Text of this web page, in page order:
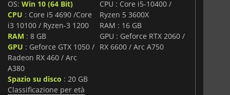
siano due imperi uguali, mentre il sistema di tutorial
il gioco più accessibile ai nuovi arrivati.
in un robusto multiplayer online, dove potrete
e giocatori globali in campagne epiche o in frenetiche
grafica modernizzata, una profondità strategica e
che si adatta alle vostre scelte,
creare civiltà che lasceranno un'eredità duratura.
OS: Win 10 (64 Bit)
CPU : Core i5 4690 /Core
i3 10100 / Ryzen-3 1200
RAM : 8 GB
GPU : Geforce GTX 1050 /
Radeon RX 460 / Arc
A380
Spazio su disco : 20 GB
CPU : Core i5-10400 /
Ryzen 5 3600X
RAM : 16 GB
GPU : Geforce RTX 2060 /
RX 6600 / Arc A750
Classificazione per età